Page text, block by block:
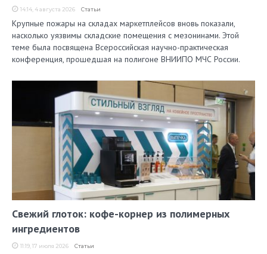
14:14, 4 августа 2026 Статьи
Крупные пожары на складах маркетплейсов вновь показали,
насколько уязвимы складские помещения с мезонинами. Этой
теме была посвящена Всероссийская научно-практическая
конференция, прошедшая на полигоне ВНИИПО МЧС России.
Свежий глоток: кофе-корнер из полимерных
ингредиентов
11:19, 17 июля 2026 Статьи